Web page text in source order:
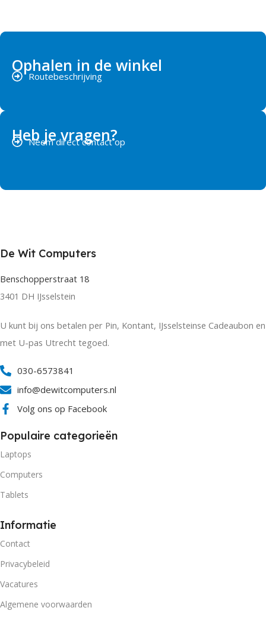
Ophalen in de winkel
Routebeschrijving
Heb je vragen?
Neem direct contact op
De Wit Computers
Benschopperstraat 18
3401 DH IJsselstein
U kunt bij ons betalen per Pin, Kontant, IJsselsteinse Cadeaubon en
met U-pas Utrecht tegoed.
030-6573841
info@dewitcomputers.nl
Volg ons op Facebook
Populaire categorieën
Laptops
Computers
Tablets
Informatie
Contact
Privacybeleid
Vacatures
Algemene voorwaarden